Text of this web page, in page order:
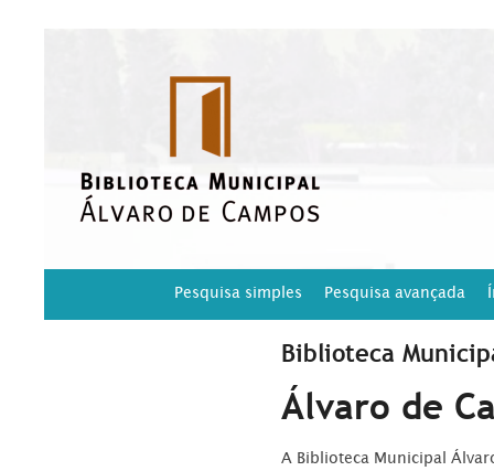
Pesquisa simples Pesquisa avançada
Biblioteca
Álvaro de
A Biblioteca Municipal